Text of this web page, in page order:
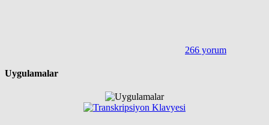
266 yorum
Uygulamalar